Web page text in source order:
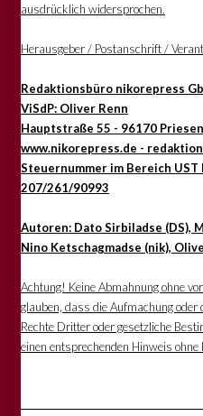
ausdrücklich widersprochen.
Herausgeber / Postanschrift /
Redaktionsbüro nikorepress
ViSdP: Oliver Renn
Hauptstraße 55 - 96170
www.nikorepress.de -
Steuernummer im Bereich UST
207/261/90993
Autoren: Dato Sirbiladse (DS),
Nino Ketschagmadse (nik),
Achtung! Keine Abmahnung ohne
glauben, dass die Aufmachung
Rechte Dritter oder gesetzliche
einen entsprechenden Hinweis ohne